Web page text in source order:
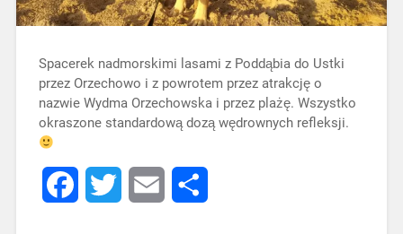
Spacerek nadmorskimi lasami z Poddąbia do Ustki
przez Orzechowo i z powrotem przez atrakcję o
nazwie Wydma Orzechowska i przez plażę. Wszystko
okraszone standardową dozą wędrownych refleksji.
FacebookTwitter Email